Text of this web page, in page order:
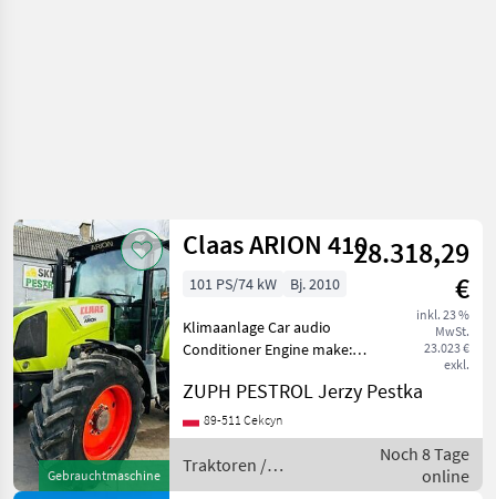
Gebrauchtmaschine
Claas ARION 41028.318,29
€
inkl. 23 %
MwSt.
23.023 €
exkl.
101 PS/74 kW Bj. 2010
Klimaanlage Car audio
Conditioner Engine make:
John Deere 4 cylindrowy ---
Stan: Używany - bardzo
dobry stan Mam do
sprzedania ciągnik rol
ZUPH PESTROL Jerzy Pestka
89-511 Cekcyn
Traktoren /
Claas
Noch 8 Tage
online